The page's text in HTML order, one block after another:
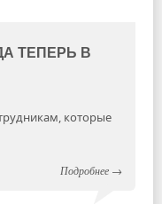
ТЕПЕРЬ В
которые
Подробнее →